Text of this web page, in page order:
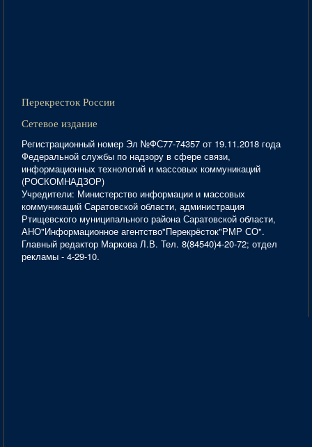
Перекресток России
Сетевое издание
Регистрационный номер Эл №ФС77-74357 от 19.11.2018 года
Федеральной службы по надзору в сфере связи,
информационных технологий и массовых коммуникаций
(РОСКОМНАДЗОР)
Учредители: Министерство информации и массовых
коммуникаций Саратовской области, администрация
Ртищевского муниципального района Саратовской области,
АНО"Информационное агентство"Перекрёсток"РМР СО".
Главный редактор Маркова Л.В. Тел. 8(84540)4-20-72; отдел
рекламы - 4-29-10.